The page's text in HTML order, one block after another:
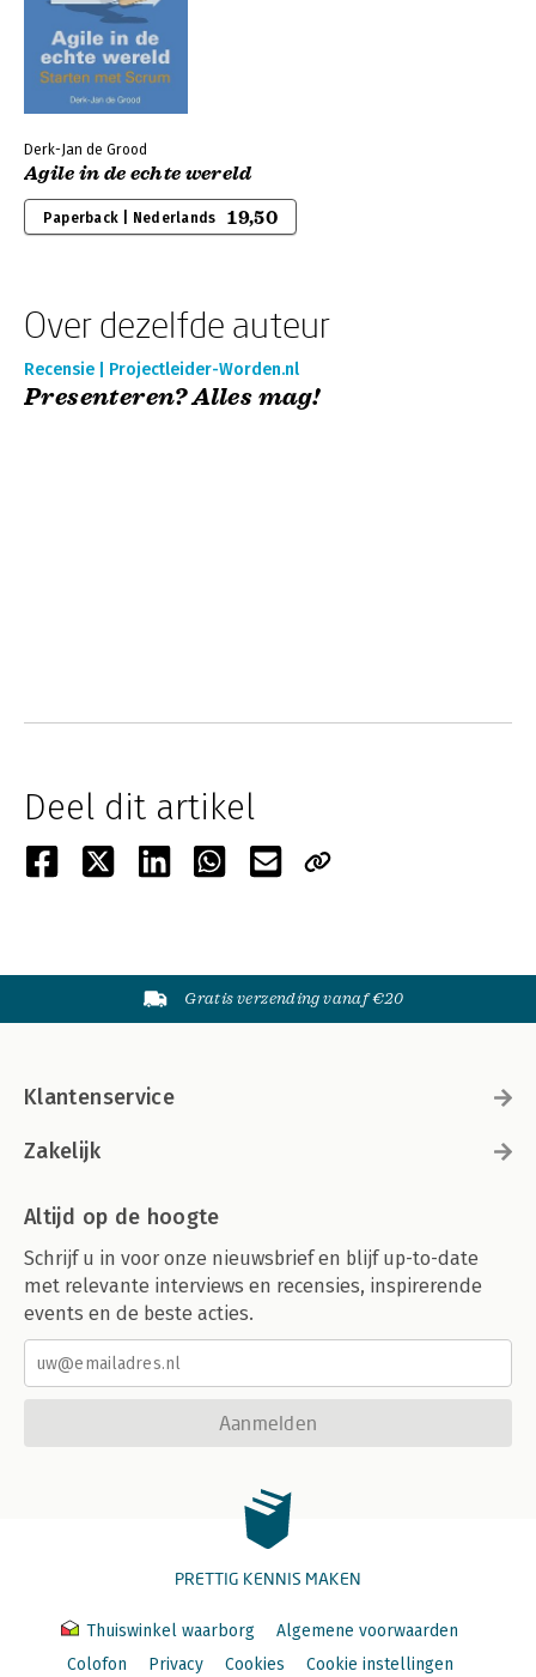
Derk-Jan de Grood
Agile in de echte wereld
Paperback | Nederlands 19,50
Over dezelfde auteur
Recensie | Projectleider-Worden.nl
Presenteren? Alles mag!
Deel dit artikel
Gratis verzending vanaf €20
Klantenservice
Zakelijk
Altijd op de hoogte
Schrijf u in voor onze nieuwsbrief en blijf up-to-date
met relevante interviews en recensies, inspirerende
events en de beste acties.
Aanmelden
PRETTIG KENNIS MAKEN
Thuiswinkel waarborg
Algemene voorwaarden
Colofon
Privacy Cookies Cookie instellingen